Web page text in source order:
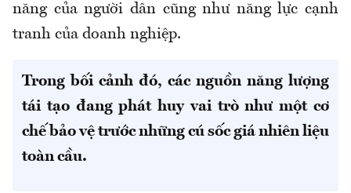
năng của người dân cũng như năng lực cạnh
tranh của doanh nghiệp.
Trong bối cảnh đó, các nguồn năng lượng
tái tạo đang phát huy vai trò như một cơ
chế bảo vệ trước những cú sốc giá nhiên liệu
toàn cầu.